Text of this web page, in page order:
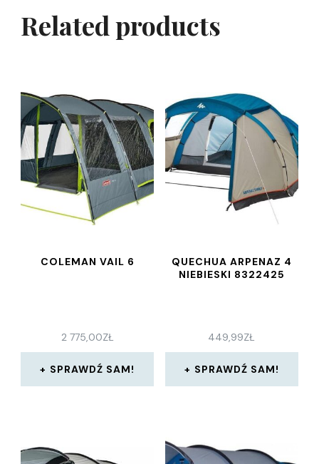
Related products
COLEMAN VAIL 6
2 775,00ZŁ
SPRAWDŹ SAM!
QUECHUA ARPENAZ 4
NIEBIESKI 8322425
449,99ZŁ
SPRAWDŹ SAM!